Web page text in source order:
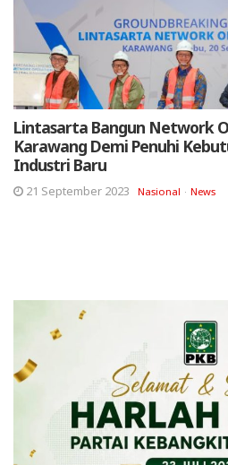
Lintasarta Bangun Network
Karawang Demi Penuhi
Industri Baru
21 September 2023 Nasional News